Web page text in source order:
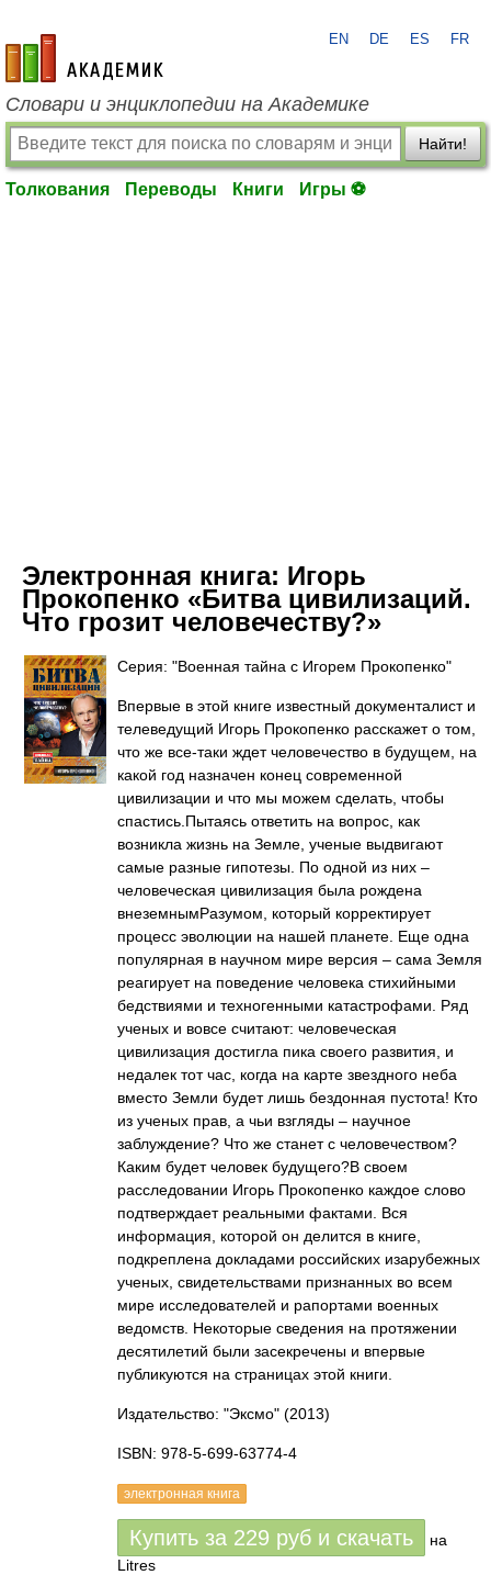
academic.ru
EN DE ES FR
Словари и энциклопедии на Академике
Найти!
Толкования Переводы Книги Игры ⚽
Электронная книга: Игорь
Прокопенко «Битва цивилизаций.
Что грозит человечеству?»
Серия: "Военная тайна с Игорем Прокопенко"
Впервые в этой книге известный документалист и
телеведущий Игорь Прокопенко расскажет о том,
что же все-таки ждет человечество в будущем, на
какой год назначен конец современной
цивилизации и что мы можем сделать, чтобы
спастись.Пытаясь ответить на вопрос, как
возникла жизнь на Земле, ученые выдвигают
самые разные гипотезы. По одной из них –
человеческая цивилизация была рождена
внеземнымРазумом, который корректирует
процесс эволюции на нашей планете. Еще одна
популярная в научном мире версия – сама Земля
реагирует на поведение человека стихийными
бедствиями и техногенными катастрофами. Ряд
ученых и вовсе считают: человеческая
цивилизация достигла пика своего развития, и
недалек тот час, когда на карте звездного неба
вместо Земли будет лишь бездонная пустота! Кто
из ученых прав, а чьи взгляды – научное
заблуждение? Что же станет с человечеством?
Каким будет человек будущего?В своем
расследовании Игорь Прокопенко каждое слово
подтверждает реальными фактами. Вся
информация, которой он делится в книге,
подкреплена докладами российских изарубежных
ученых, свидетельствами признанных во всем
мире исследователей и рапортами военных
ведомств. Некоторые сведения на протяжении
десятилетий были засекречены и впервые
публикуются на страницах этой книги.
Издательство: "Эксмо" (2013)
ISBN: 978-5-699-63774-4
электронная книга
Купить за 229 руб и скачать
на
Litres